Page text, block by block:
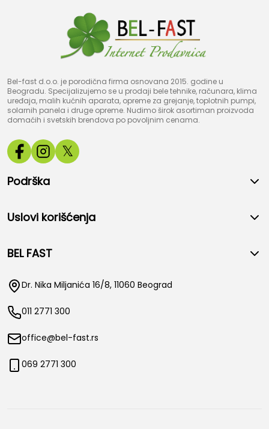
Bel-fast d.o.o. je porodična firma osnovana 2015. godine u
Beogradu. Specijalizujemo se u prodaji bele tehnike, računara, klima
uređaja, malih kućnih aparata, opreme za grejanje, toplotnih pumpi,
solarnih panela i druge opreme. Nudimo širok asortiman proizvoda
domaćih i svetskih brendova po povoljnim cenama.
𝕏
Podrška
Uslovi korišćenja
BEL FAST
Dr. Nika Miljanića 16/8, 11060 Beograd
011 2771 300
office@bel-fast.rs
069 2771 300